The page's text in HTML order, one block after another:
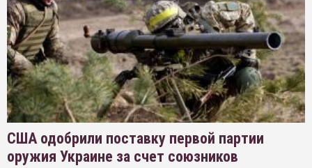
США одобрили поставку первой партии
оружия Украине за счет союзников